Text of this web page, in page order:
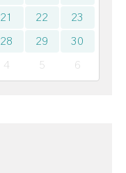
21 22 23
28 29 30
4 5 6